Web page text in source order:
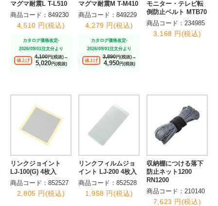
マグマ耐震L T-L510
商品コード：849230
4,510 円(税込)
カタログ価格改定-
2026/09/01注文分より
値上げ
4,100円(税抜)→
5,020円(税抜)
マグマ耐震M T-M410
商品コード：849229
4,279 円(税込)
カタログ価格改定-
2026/09/01注文分より
値上げ
3,890円(税抜)→
4,950円(税抜)
モニター・テレビ転
倒防止ベルト MTB70
商品コード：234985
3,168 円(税込)
リンクジョイント
LJ-100(G) 4枚入
商品コード：852527
2,805 円(税込)
リンクフィルムジョ
イント LJ-200 4枚入
商品コード：852528
1,958 円(税込)
収納棚につける落下
防止ネット1200
RN1200
商品コード：210140
7,623 円(税込)